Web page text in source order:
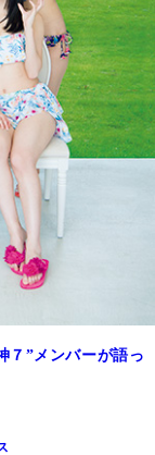
７”メンバーが語っ